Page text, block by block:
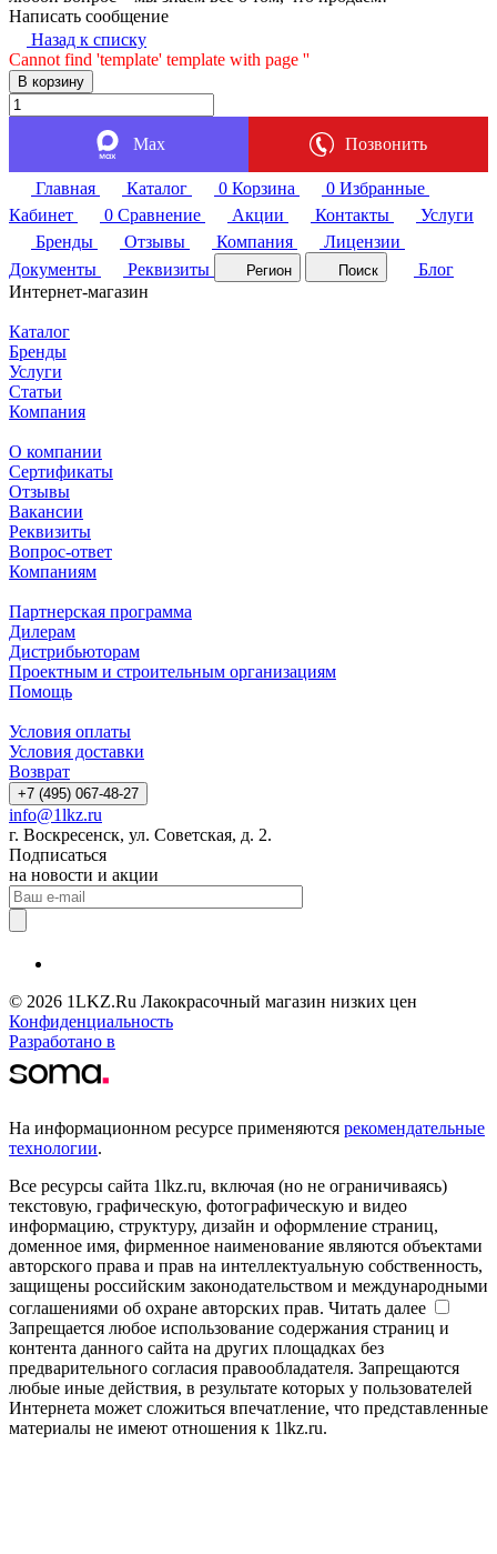
Написать сообщение
Назад к списку
Cannot find 'template' template with page ''
В корзину
Max Позвонить
Главная Каталог 0 Корзина 0 Избранные
Кабинет
0 Сравнение Акции Контакты
Услуги
Бренды
Отзывы Компания
Лицензии
Документы
Реквизиты Регион Поиск
Блог
Интернет-магазин
Каталог
Бренды
Услуги
Статьи
Компания
О компании
Сертификаты
Отзывы
Вакансии
Реквизиты
Вопрос-ответ
Компаниям
Партнерская программа
Дилерам
Дистрибьюторам
Проектным и строительным организациям
Помощь
Условия оплаты
Условия доставки
Возврат
+7 (495) 067-48-27
info@1lkz.ru
г. Воскресенск, ул. Советская, д. 2.
Подписаться
на новости и акции
© 2026 1LKZ.Ru Лакокрасочный магазин низких цен
Конфиденциальность
Разработано в
На информационном ресурсе применяются рекомендательные
технологии.
Все ресурсы сайта 1lkz.ru, включая (но не ограничиваясь)
текстовую, графическую, фотографическую и видео
информацию, структуру, дизайн и оформление страниц,
доменное имя, фирменное наименование являются объектами
авторского права и прав на интеллектуальную собственность,
защищены российским законодательством и международными
соглашениями об охране авторских прав. Читать далее
Запрещается любое использование содержания страниц и
контента данного сайта на других площадках без
предварительного согласия правообладателя. Запрещаются
любые иные действия, в результате которых у пользователей
Интернета может сложиться впечатление, что представленные
материалы не имеют отношения к 1lkz.ru.